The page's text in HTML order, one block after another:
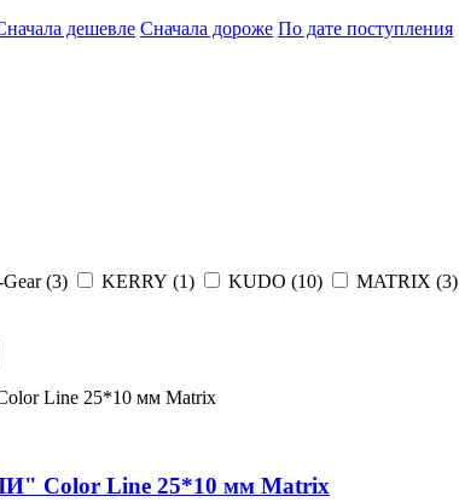
дешевле Сначала дороже По дате поступления
(3) KERRY (1) KUDO (10) MATRIX (3)
Color Line 25*10 мм Matrix